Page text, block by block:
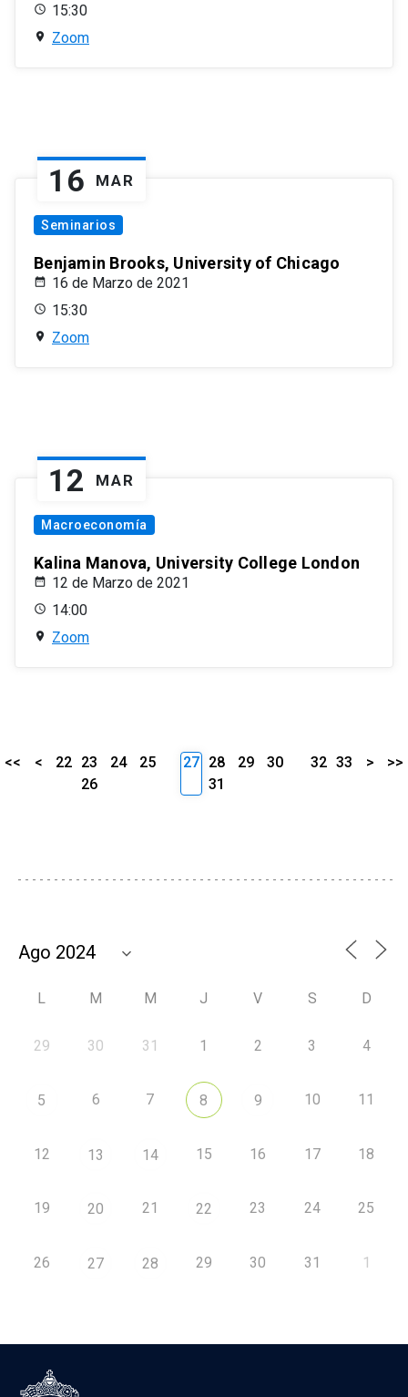
15:30
Zoom
16 MAR
Seminarios
Benjamin Brooks, University of Chicago
16 de Marzo de 2021
15:30
Zoom
12 MAR
Macroeconomía
Kalina Manova, University College London
12 de Marzo de 2021
14:00
Zoom
<< < 22 23 24
25
26
27 28 29
30
31
32 33 > >>
L M M J V S D
29 30 31 1 2 3 4
5 6 7 8 9 10 11
12 13 14 15 16 17 18
19 20 21 22 23 24 25
26 27 28 29 30 31 1